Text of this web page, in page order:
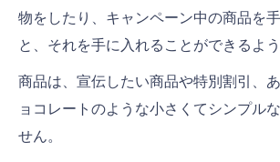
物をしたり、キャンペーン中の商品を
と、それを手に入れることができるよう
商品は、宣伝したい商品や特別割引、
ョコレートのような小さくてシンプル
せん。